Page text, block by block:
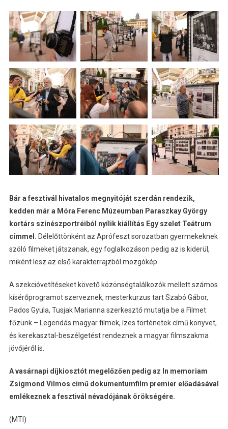
Bár a fesztivál hivatalos megnyitóját szerdán rendezik,
kedden már a Móra Ferenc Múzeumban Paraszkay György
kortárs színészportréiból nyílik kiállítás Egy szelet Teátrum
címmel. Délelőttönként az Aprófeszt sorozatban gyermekeknek
szóló filmeket játszanak, egy foglalkozáson pedig az is kiderül,
miként lesz az első karakterrajzból mozgókép.
A szekcióvetítéseket követő közönségtalálkozók mellett számos
kísérőprogramot szerveznek, mesterkurzus tart Szabó Gábor,
Pados Gyula, Tusjak Marianna szerkesztő mutatja be a Filmet
főzünk – Legendás magyar filmek, ízes történetek című könyvet,
és kerekasztal-beszélgetést rendeznek a magyar filmszakma
jövőjéről is.
A vasárnapi díjkiosztót megelőzően pedig az In memoriam
Zsigmond Vilmos című dokumentumfilm premier előadásával
emlékeznek a fesztivál névadójának örökségére.
(MTI)